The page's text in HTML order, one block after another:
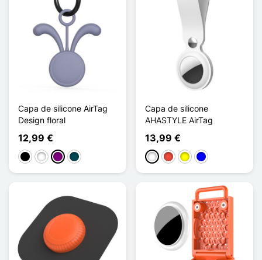
Capa de silicone AirTag
Design floral
12,99 €
PretoBrancoPúrpuraVert Minuit
Capa de silicone
AHASTYLE AirTag
13,99 €
BrancoVermelho
Amarelo
Azul